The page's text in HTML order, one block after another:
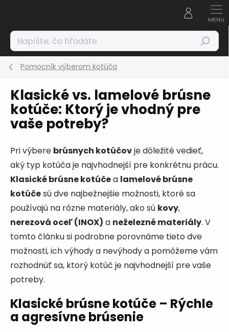
Hľadať
Pomocník výberom kotúča
Klasické vs. lamelové brúsne
kotúče: Ktorý je vhodný pre
vaše potreby?
Pri výbere brúsnych kotúčovje dôležité vedieť,
aký typ kotúča je najvhodnejší pre konkrétnu prácu.
Klasické brúsne kotúčea lamelové brúsne
kotúčesú dve najbežnejšie možnosti, ktoré sa
používajú na rôzne materiály, ako sú kovy,
nerezová oceľ (INOX) a neželezné materiály. V
tomto článku si podrobne porovnáme tieto dve
možnosti, ich výhody a nevýhody a pomôžeme vám
rozhodnúť sa, ktorý kotúč je najvhodnejší pre vaše
potreby.
Klasické brúsne kotúče – Rýchle
a agresívne brúsenie